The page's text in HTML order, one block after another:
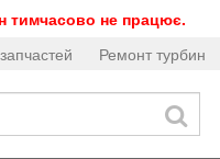
тимчасово не працює.
Ремонт турбин